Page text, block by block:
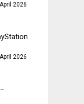
2026
2026